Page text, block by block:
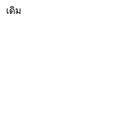
เดิม